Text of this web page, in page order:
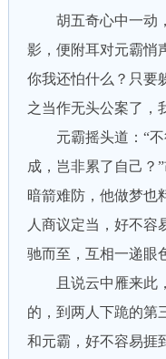
胡五奇心中一动，
影，便附耳对元霸悄
你我还怕什么？只要
之当作无头公案了，
元霸摇头道：“不
成，岂非累了自己？
暗箭难防，他做梦也
人商议定当，好不容
驰而至，互相一递眼
且说云中雁来此，
的，到两人下跪的第
和元霸，好不容易捱